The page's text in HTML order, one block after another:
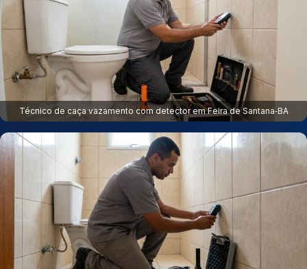
Técnico de caça vazamento com detector em Feira de Santana‑BA